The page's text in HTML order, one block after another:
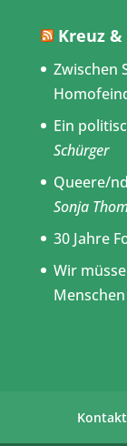
Kreuz
Zwischen
Ein
Schürger
Queere/
Sonja
30 Jahre
Wir